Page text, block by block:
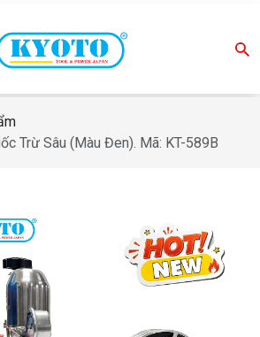
Trừ Sâu (Màu Đen). Mã: KT-589B